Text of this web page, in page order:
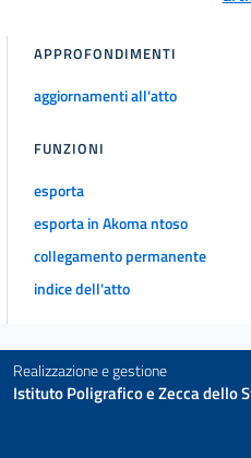
Allegati
Tabella A
APPROFONDIMENTI
aggiornamenti all'atto
FUNZIONI
esporta
esporta in Akoma ntoso
collegamento permanente
indice dell'atto
Realizzazione e gestione
Istituto Poligrafico e Zecca dello